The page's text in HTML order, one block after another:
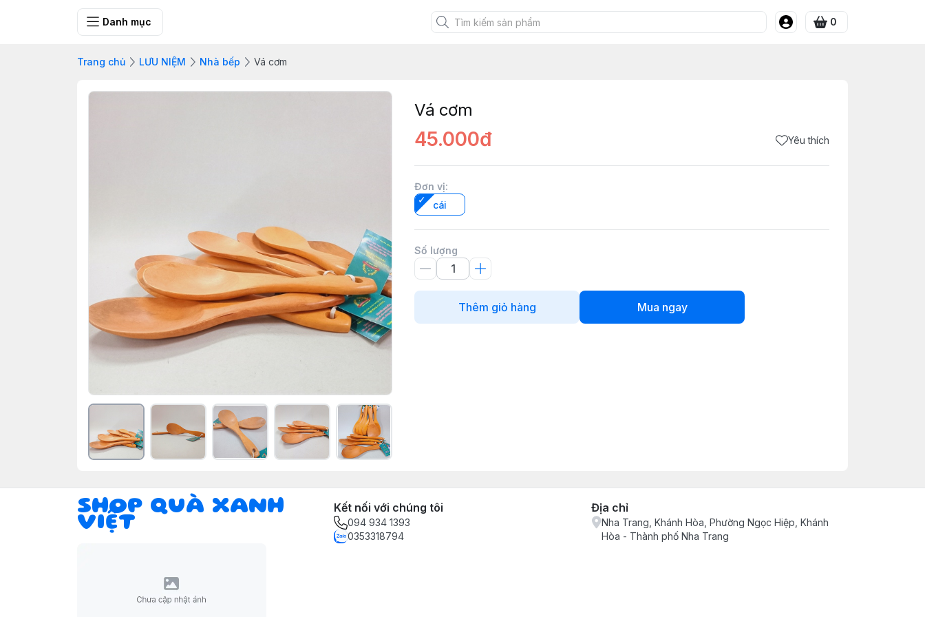
Danh mục 0
Trang chủ LƯU NIỆM Nhà bếp Vá cơm
Vá cơm
45.000đ Yêu thích
Đơn vị:
cái
Số lượng
Thêm giỏ hàng Mua ngay
SHOP QUÀ XANH
VIỆT
Kết nối với chúng tôi
094 934 1393
0353318794
Địa chỉ
Nha Trang, Khánh Hòa, Phường Ngọc Hiệp, Khánh
Hòa - Thành phố Nha Trang